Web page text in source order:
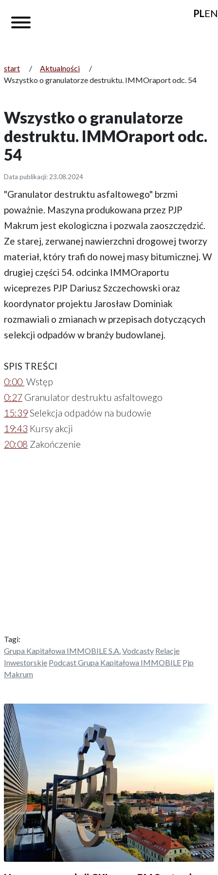
PLEN
start / Aktualności
/
Wszystko o granulatorze destruktu. IMMOraport odc. 54
Wszystko o granulatorze
destruktu. IMMOraport odc.
54
Data publikacji: 23.08.2024
"Granulator destruktu asfaltowego" brzmi
poważnie. Maszyna produkowana przez PJP
Makrum jest ekologiczna i pozwala zaoszczędzić.
Ze starej, zerwanej nawierzchni drogowej tworzy
materiał, który trafi do nowej masy bitumicznej. W
drugiej części 54. odcinka IMMOraportu
wiceprezes PJP Dariusz Szczechowski oraz
koordynator projektu Jarosław Dominiak
rozmawiali o zmianach w przepisach dotyczących
selekcji odpadów w branży budowlanej.
SPIS TREŚCI
0:00 Wstęp
0:27 Granulator destruktu asfaltowego
15:39Selekcja odpadów na budowie
19:43 Kursy akcji
20:08 Zakończenie
Tagi:
Grupa Kapitałowa IMMOBILE S.A. Vodcasty Relacje
Inwestorskie Podcast Grupa Kapitałowa IMMOBILE Pjp
Makrum